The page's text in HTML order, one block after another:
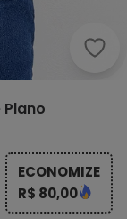
Plano
ECONOMIZE
R$ 80,00